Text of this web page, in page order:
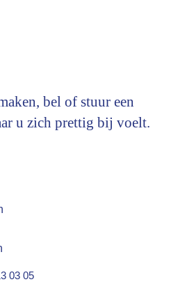
bel of stuur een
u zich prettig bij voelt.
03 05